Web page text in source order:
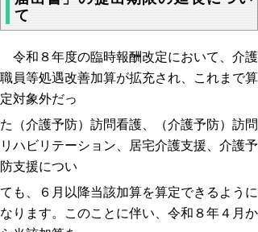
て
令和８年度の臨時報酬改定において、介護
職員等処遇改善加算が拡充され、これまで算
定対象外だっ
た
（介護予防）訪問看護、（介護予防）訪問
リハビリテーション、居宅介護支援、介護予
防支援につい
て も、６月以降当該加算を算定できるように
なります。このことに伴い、令和８年４月か